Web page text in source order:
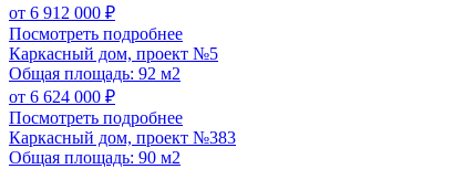
от 6 912 000 ₽
Посмотреть подробнее
Каркасный дом, проект №5
Общая площадь: 92 м2
от 6 624 000 ₽
Посмотреть подробнее
Каркасный дом, проект №383
Общая площадь: 90 м2